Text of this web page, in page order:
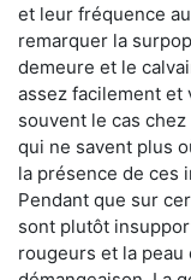
et leur fréquence
remarquer la
demeure et le
assez facilement et
souvent le cas
qui ne savent plus
la présence de ces
Pendant que sur
sont plutôt
rougeurs et la